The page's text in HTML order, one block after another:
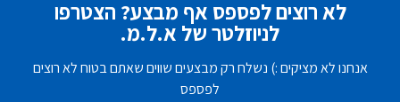
לא רוצים לפספס אף מבצע? הצטרפו
לניוזלטר של א.ל.מ.
אנחנו לא מציקים :) נשלח רק מבצעים שווים שאתם בטוח לא רוצים
לפספס